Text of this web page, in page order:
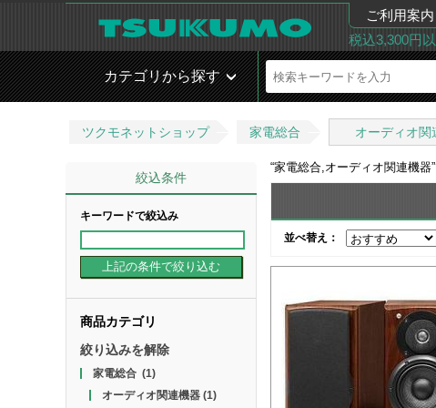
ご利用案内
税込3,300円
カテゴリから探す
ツクモネットショップ 家電総合 オーディオ関
絞込条件
キーワードで絞込み
商品カテゴリ
絞り込みを解除
家電総合(1)
オーディオ関連機器(1)
“家電総合,オーディオ関連機器
並べ替え：